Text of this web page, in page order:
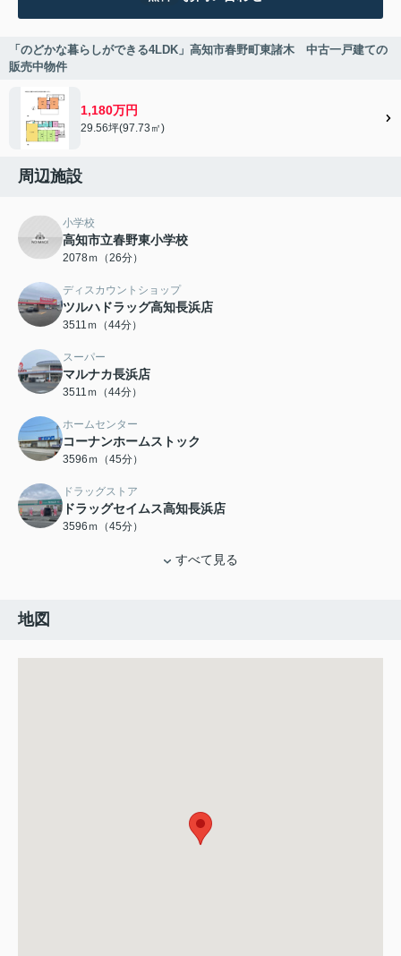
「のどかな暮らしができる4LDK」高知市春野町東諸木 中古一戸建ての
販売中物件
1,180万円
29.56坪(97.73㎡)
周辺施設
小学校
高知市立春野東小学校
2078ｍ（26分）
ディスカウントショップ
ツルハドラッグ高知長浜店
3511ｍ（44分）
スーパー
マルナカ長浜店
3511ｍ（44分）
ホームセンター
コーナンホームストック
3596ｍ（45分）
ドラッグストア
ドラッグセイムス高知長浜店
3596ｍ（45分）
すべて見る
地図